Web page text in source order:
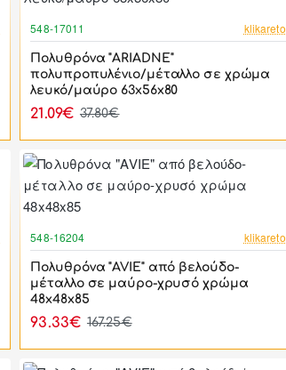
548-17011 klikareto
Πολυθρόνα "ARIADNE"
πολυπροπυλένιο/μέταλλο σε χρώμα
λευκό/μαύρο 63x56x80
21.09€ 37.80€
548-16204 klikareto
Πολυθρόνα "AVIE" από βελούδο-
μέταλλο σε μαύρο-χρυσό χρώμα
48x48x85
93.33€ 167.25€